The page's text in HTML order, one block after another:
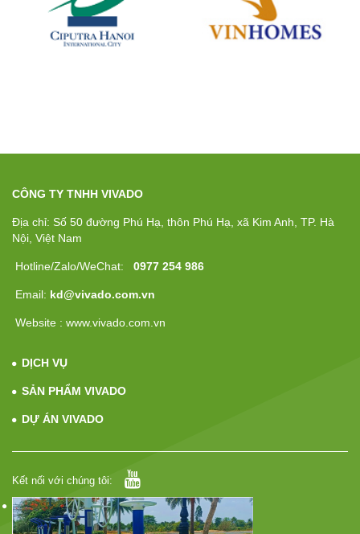
CÔNG TY TNHH VIVADO
Địa chỉ: Số 50 đường Phú Hạ, thôn Phú Hạ, xã Kim Anh, TP. Hà
Nội, Việt Nam
Hotline/Zalo/WeChat: 0977 254 986
Email: kd@vivado.com.vn
Website : www.vivado.com.vn
DỊCH VỤ
SẢN PHẨM VIVADO
DỰ ÁN VIVADO
Kết nối với chúng tôi: